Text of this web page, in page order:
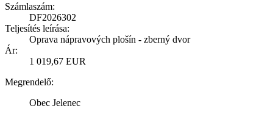
Számlaszám:
DF2026302
Teljesítés leírása:
Oprava nápravových plošín - zberný dvor
Ár:
1 019,67 EUR
Megrendelő:
Obec Jelenec